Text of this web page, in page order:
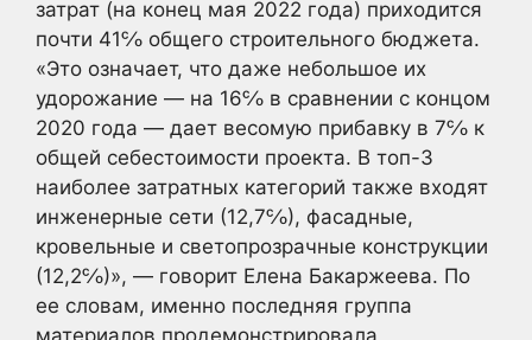
затрат (на конец мая 2022 года) приходится
почти 41℅ общего строительного бюджета.
«Это означает, что даже небольшое их
удорожание — на 16℅ в сравнении с концом
2020 года — дает весомую прибавку в 7℅ к
общей себестоимости проекта. В топ-3
наиболее затратных категорий также входят
инженерные сети (12,7℅), фасадные,
кровельные и светопрозрачные конструкции
(12,2℅)», — говорит Елена Бакаржеева. По
ее словам, именно последняя группа
материалов продемонстрировала